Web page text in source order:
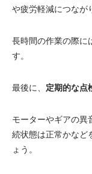
や疲労軽減につなが
長時間の作業の際に
す。
最後に、 定期的な点
モーターやギアの異
続状態は正常かなど
ょう。